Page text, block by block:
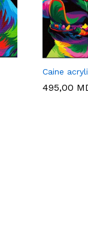
Caine
495,00
495,00